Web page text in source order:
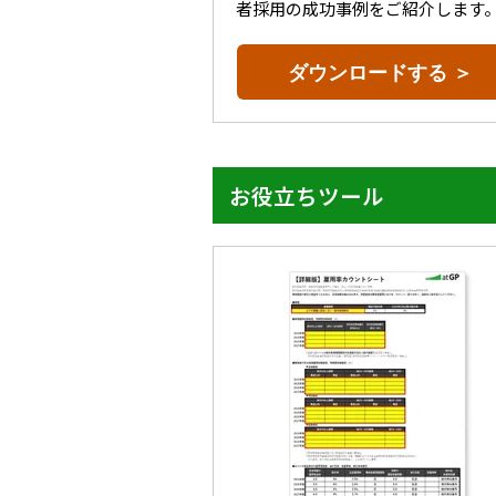
者採用の成功事例をご紹介します
ダウンロードする ＞
お役立ちツール